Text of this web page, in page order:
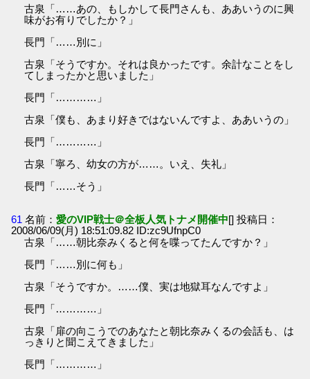
古泉「……あの、もしかして長門さんも、ああいうのに興
味がお有りでしたか？」
長門「……別に」
古泉「そうですか。それは良かったです。余計なことをし
てしまったかと思いました」
長門「…………」
古泉「僕も、あまり好きではないんですよ、ああいうの」
長門「…………」
古泉「寧ろ、幼女の方が……。いえ、失礼」
長門「……そう」
61 名前：愛のVIP戦士＠全板人気トナメ開催中[] 投稿日：
2008/06/09(月) 18:51:09.82 ID:zc9UfnpC0
古泉「……朝比奈みくると何を喋ってたんですか？」
長門「……別に何も」
古泉「そうですか。……僕、実は地獄耳なんですよ」
長門「…………」
古泉「扉の向こうでのあなたと朝比奈みくるの会話も、は
っきりと聞こえてきました」
長門「…………」